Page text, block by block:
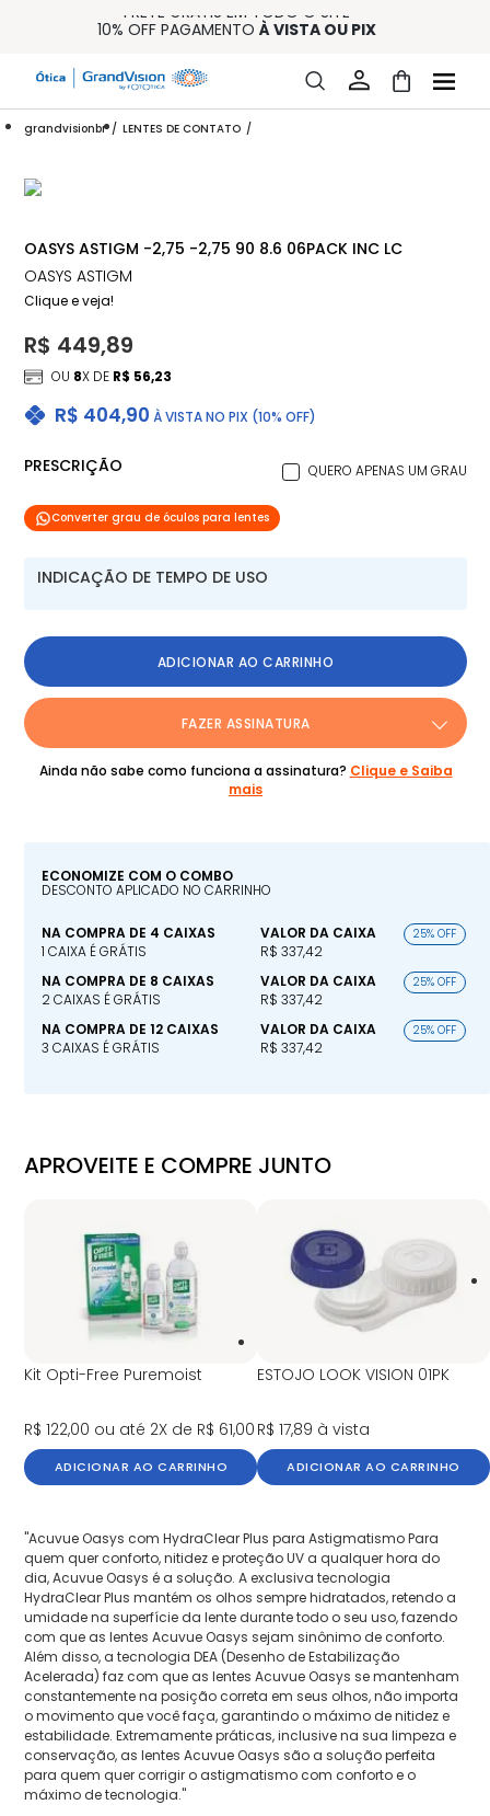
FRETE GRÁTIS EM TODO O SITE
10% OFF PAGAMENTO À VISTA OU PIX
15% OFF NA PRIMEIRA COMPRA (CONSULTE REGULAMENTO)
32% OFF NO COMBO - CONS. REG.
grandvisionbr LENTES DE CONTATO
OASYS ASTIGM -2,75 -2,75 90 8.6 06PACK INC LC
OASYS ASTIGM
Clique e veja!
R$ 404,90 À VISTA NO PIX (10% OFF)
R$ 449,89
OU 8X DE R$ 56,23
PRESCRIÇÃO QUERO APENAS UM GRAU
Converter grau de óculos para lentes
INDICAÇÃO DE TEMPO DE USO
ADICIONAR AO CARRINHO
FAZER ASSINATURA
Ainda não sabe como funciona a assinatura? Clique e Saiba
mais
ECONOMIZE COM O COMBO
DESCONTO APLICADO NO CARRINHO
NA COMPRA DE 4 CAIXAS
1 CAIXA É GRÁTIS
VALOR DA CAIXA
R$ 337,42
25% OFF
NA COMPRA DE 8 CAIXAS
2 CAIXAS É GRÁTIS
VALOR DA CAIXA
R$ 337,42
25% OFF
NA COMPRA DE 12 CAIXAS
3 CAIXAS É GRÁTIS
VALOR DA CAIXA
R$ 337,42
25% OFF
APROVEITE E COMPRE JUNTO
Kit Opti-Free Puremoist
R$ 122,00 ou até 2X de R$ 61,00
ADICIONAR AO CARRINHO
ESTOJO LOOK VISION 01PK
R$ 17,89 à vista
ADICIONAR AO CARRINHO
"Acuvue Oasys com HydraClear Plus para Astigmatismo Para
quem quer conforto, nitidez e proteção UV a qualquer hora do
dia, Acuvue Oasys é a solução. A exclusiva tecnologia
HydraClear Plus mantém os olhos sempre hidratados, retendo a
umidade na superfície da lente durante todo o seu uso, fazendo
com que as lentes Acuvue Oasys sejam sinônimo de conforto.
Além disso, a tecnologia DEA (Desenho de Estabilização
Acelerada) faz com que as lentes Acuvue Oasys se mantenham
constantemente na posição correta em seus olhos, não importa
o movimento que você faça, garantindo o máximo de nitidez e
estabilidade. Extremamente práticas, inclusive na sua limpeza e
conservação, as lentes Acuvue Oasys são a solução perfeita
para quem quer corrigir o astigmatismo com conforto e o
máximo de tecnologia."